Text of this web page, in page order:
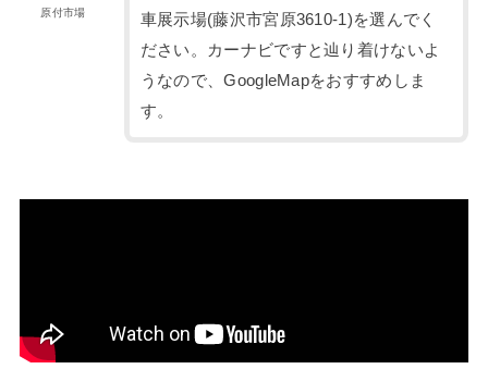
原付市場
車展示場(藤沢市宮原3610-1)を選んでく
ださい。カーナビですと辿り着けないよ
うなので、GoogleMapをおすすめしま
す。